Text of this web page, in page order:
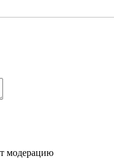
модерацию